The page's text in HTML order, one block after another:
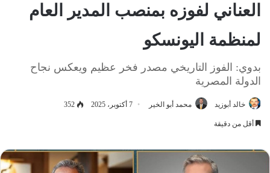
العناني لفوزه بمنصب المدير العام
لمنظمة اليونسكو
بدوي: الفوز التاريخي مصدر فخر عظيم ويعكس نجاح
الدولة المصرية
خالد أبوزيد محمد أبو الخير 7 أكتوبر، 2025 352
أقل من دقيقة